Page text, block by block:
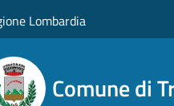
Lombardia
Comune di